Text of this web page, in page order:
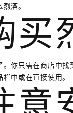
酒。
买
你只需在商店中
中或在直接使用。